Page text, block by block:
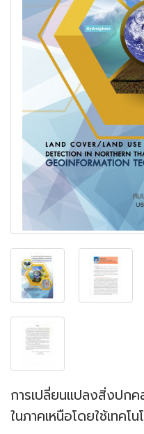
การเปลี่ยนแปลงสิ่งปกค
ในภาคเหนือโดยใช้เทคโ